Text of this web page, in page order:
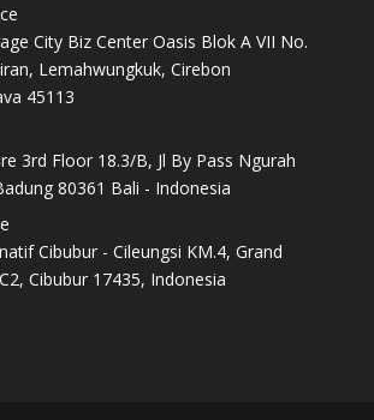
City Biz Center Oasis Blok A VII No.
Lemahwungkuk, Cirebon
45113
3rd Floor 18.3/B, Jl By Pass Ngurah
80361 Bali - Indonesia
Cibubur - Cileungsi KM.4, Grand
Cibubur 17435, Indonesia